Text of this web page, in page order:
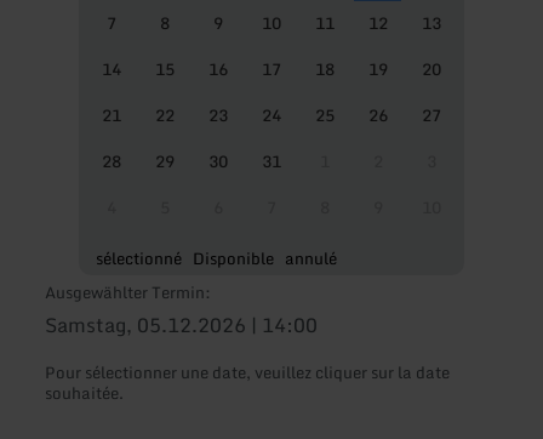
7
8 9 10 11 12
13
14
15 16 17 18 19
20
21
22 23 24 25 26
27
28
29 30 31
sélectionné Disponible annulé
Ausgewählter Termin:
Samstag, 05.12.2026 | 14:00
Pour sélectionner une date, veuillez cliquer sur la date
souhaitée.